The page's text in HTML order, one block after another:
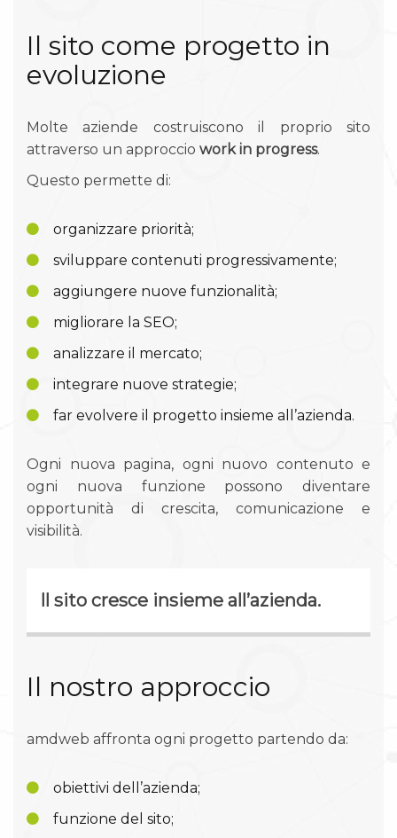
Il sito come progetto in
evoluzione
Molte aziende costruiscono il proprio sito
attraverso un approccio work in progress.
Questo permette di:
organizzare priorità;
sviluppare contenuti progressivamente;
aggiungere nuove funzionalità;
migliorare la SEO;
analizzare il mercato;
integrare nuove strategie;
far evolvere il progetto insieme all’azienda.
Ogni nuova pagina, ogni nuovo contenuto e
ogni nuova funzione possono diventare
opportunità di crescita, comunicazione e
visibilità.
Il sito cresce insieme all’azienda.
Il nostro approccio
amdweb affronta ogni progetto partendo da:
obiettivi dell’azienda;
funzione del sito;